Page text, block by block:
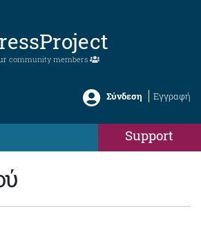
community members
Σύνδεση Εγγραφή
Support